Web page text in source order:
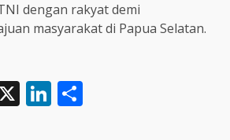
dengan rakyat demi
masyarakat di Papua Selatan.
X LinkedIn